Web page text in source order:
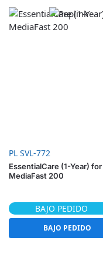
PL SVL-772
EssentialCare (1-Year) for
MediaFast 200
BAJO PEDIDO
BAJO PEDIDO